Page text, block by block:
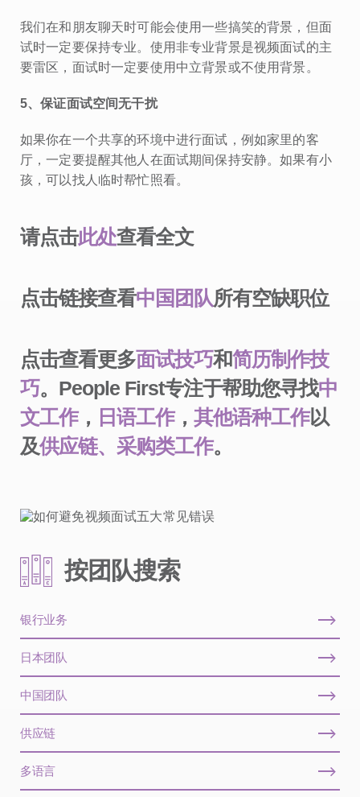
我们在和朋友聊天时可能会使用一些搞笑的背景，但面
试时一定要保持专业。使用非专业背景是视频面试的主
要雷区，面试时一定要使用中立背景或不使用背景。
5、保证面试空间无干扰
如果你在一个共享的环境中进行面试，例如家里的客
厅，一定要提醒其他人在面试期间保持安静。如果有小
孩，可以找人临时帮忙照看。
请点击此处查看全文
点击链接查看中国团队所有空缺职位
点击查看更多面试技巧和简历制作技
巧。People First专注于帮助您寻找中
文工作， 日语工作， 其他语种工作以
及供应链、采购类工作。
按团队搜索
银行业务
日本团队
中国团队
供应链
多语言